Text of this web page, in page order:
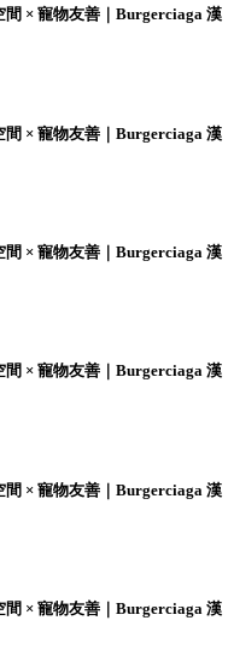
間 × 寵物友善｜Burgerciaga 漢
間 × 寵物友善｜Burgerciaga 漢
間 × 寵物友善｜Burgerciaga 漢
間 × 寵物友善｜Burgerciaga 漢
間 × 寵物友善｜Burgerciaga 漢
間 × 寵物友善｜Burgerciaga 漢